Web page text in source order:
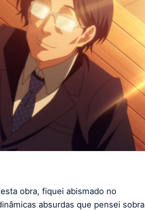
obra, fiquei abismado no
absurdas que pensei sobra